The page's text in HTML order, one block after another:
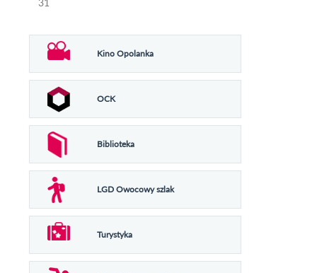
Kino Opolanka
OCK
Biblioteka
LGD Owocowy szlak
Turystyka